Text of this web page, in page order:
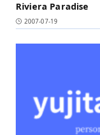
Riviera Paradise
2007-07-19